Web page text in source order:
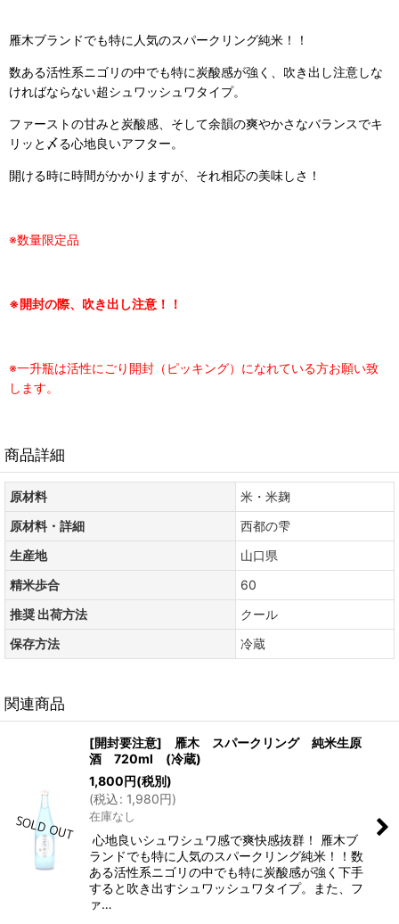
雁木ブランドでも特に人気のスパークリング純米！！
数ある活性系ニゴリの中でも特に炭酸感が強く、吹き出し注意しな
ければならない超シュワッシュワタイプ。
ファーストの甘みと炭酸感、そして余韻の爽やかさなバランスでキ
リッと〆る心地良いアフター。
開ける時に時間がかかりますが、それ相応の美味しさ！
※数量限定品
※開封の際、吹き出し注意！！
※一升瓶は活性にごり開封（ピッキング）になれている方お願い致
します。
商品詳細
原材料
米・米麹
原材料・詳細
西都の雫
生産地
山口県
精米歩合
60
推奨 出荷方法
クール
保存方法
冷蔵
関連商品
[開封要注意] 雁木 スパークリング 純米生原
酒 720ml (冷蔵)
1,800円(税別)
(税込: 1,980円)
在庫なし
心地良いシュワシュワ感で爽快感抜群！ 雁木ブ
ランドでも特に人気のスパークリング純米！！数
ある活性系ニゴリの中でも特に炭酸感が強く下手
すると吹き出すシュワッシュワタイプ。また、フ
ァ…